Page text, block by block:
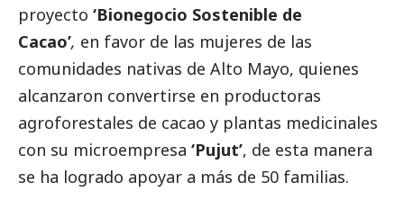
proyecto ‘Bionegocio Sostenible de
Cacao’, en favor de las mujeres de las
comunidades nativas de Alto Mayo, quienes
alcanzaron convertirse en productoras
agroforestales de cacao y plantas medicinales
con su microempresa ‘Pujut’, de esta manera
se ha logrado apoyar a más de 50 familias.